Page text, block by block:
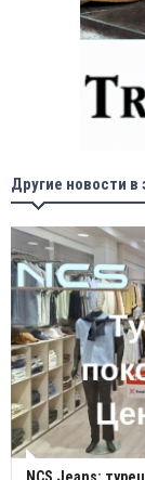
Другие новости в
NCS Jeans: